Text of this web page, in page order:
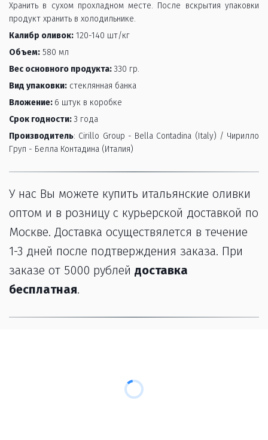
Хранить в сухом прохладном месте. После вскрытия упаковки
продукт хранить в холодильнике.
Калибр оливок: 120-140 шт/кг
Объем: 580 мл
Вес основного продукта:330 гр.
Вид упаковки: стеклянная банка
Вложение: 6 штук в коробке
Срок годности:3 года
Производитель: Cirillo Group - Bella Contadina (Italy) / Чирилло
Груп - Белла Контадина (Италия)
У нас Вы можете купить итальянские оливки
оптом и в розницу с курьерской доставкой по
Москве. Доставка осуществялется в течение
1-3 дней после подтверждения заказа. При
заказе от 5000 рублей доставка
бесплатная.